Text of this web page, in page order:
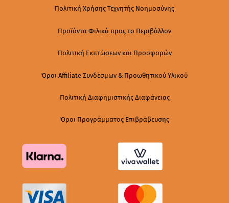
Πολιτική Χρήσης Τεχνητής Νοημοσύνης
Προϊόντα Φιλικά προς το Περιβάλλον
Πολιτική Εκπτώσεων και Προσφορών
Όροι Affiliate Συνδέσμων & Προωθητικού Υλικού
Πολιτική Διαφημιστικής Διαφάνειας
Όροι Προγράμματος Επιβράβευσης